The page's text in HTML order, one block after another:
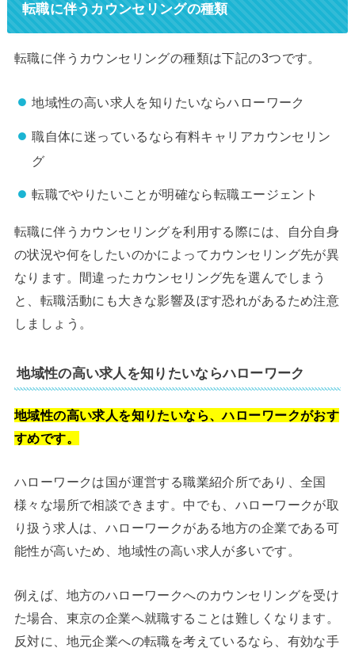
転職に伴うカウンセリングの種類
転職に伴うカウンセリングの種類は下記の3つです。
地域性の高い求人を知りたいならハローワーク
職自体に迷っているなら有料キャリアカウンセリン
グ
転職でやりたいことが明確なら転職エージェント
転職に伴うカウンセリングを利用する際には、自分自身
の状況や何をしたいのかによってカウンセリング先が異
なります。間違ったカウンセリング先を選んでしまう
と、転職活動にも大きな影響及ぼす恐れがあるため注意
しましょう。
地域性の高い求人を知りたいならハローワーク
地域性の高い求人を知りたいなら、ハローワークがおす
すめです。
ハローワークは国が運営する職業紹介所であり、全国
様々な場所で相談できます。中でも、ハローワークが取
り扱う求人は、ハローワークがある地方の企業である可
能性が高いため、地域性の高い求人が多いです。
例えば、地方のハローワークへのカウンセリングを受け
た場合、東京の企業へ就職することは難しくなります。
反対に、地元企業への転職を考えているなら、有効な手